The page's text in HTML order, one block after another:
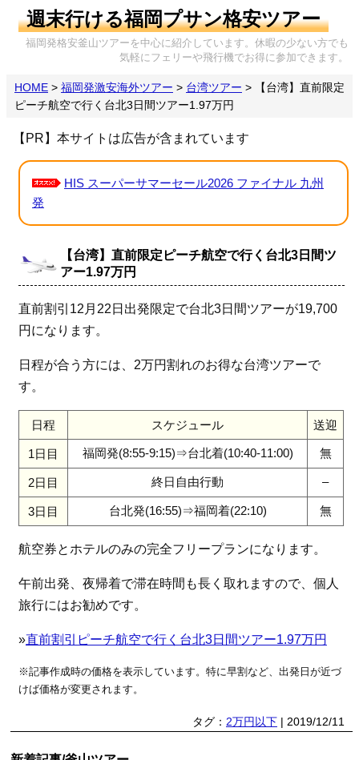
週末行ける福岡プサン格安ツアー
福岡発格安釜山ツアーを中心に紹介しています。休暇の少ない方でも
気軽にフェリーや飛行機でお得に参加できます。
HOME > 福岡発激安海外ツアー > 台湾ツアー >
【台湾】直前限定
ピーチ航空で行く台北3日間ツアー1.97万円
【PR】本サイトは広告が含まれています
HIS スーパーサマーセール2026 ファイナル 九州
発
【台湾】直前限定ピーチ航空で行く台北3日間ツ
アー1.97万円
直前割引12月22日出発限定で台北3日間ツアーが19,700
円になります。
日程が合う方には、2万円割れのお得な台湾ツアーで
す。
日程 スケジュール 送迎
1日目 福岡発(8:55-9:15)⇒台北着(10:40-11:00) 無
2日目 終日自由行動 –
3日目 台北発(16:55)⇒福岡着(22:10) 無
航空券とホテルのみの完全フリープランになります。
午前出発、夜帰着で滞在時間も長く取れますので、個人
旅行にはお勧めです。
»直前割引ピーチ航空で行く台北3日間ツアー1.97万円
※記事作成時の価格を表示しています。特に早割など、出発日が近づ
けば価格が変更されます。
タグ： 2万円以下 | 2019/12/11